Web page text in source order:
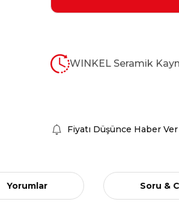
WINKEL Seramik
Fiyatı Düşünce Haber Ver
Yorumlar Soru &